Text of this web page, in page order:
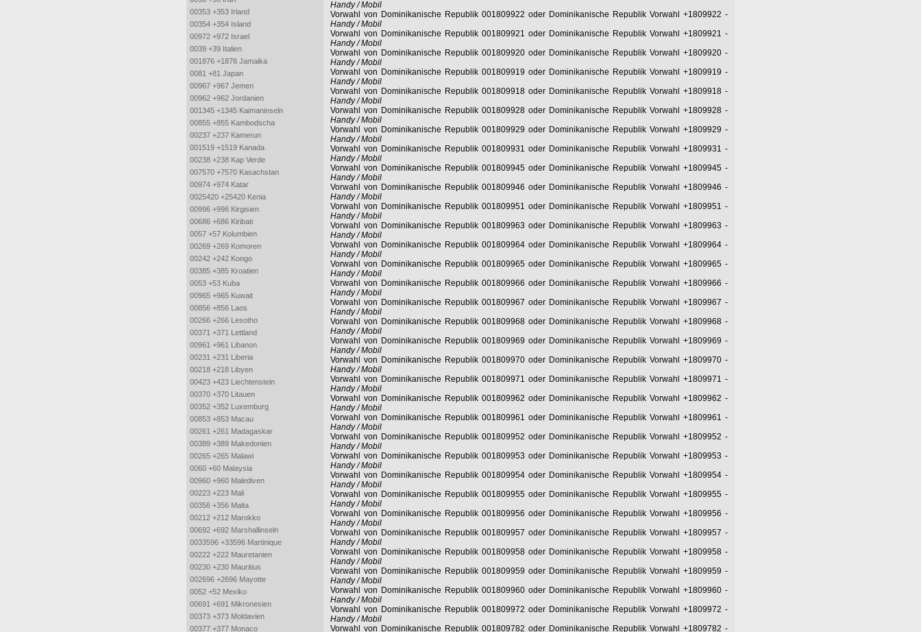
00353 +353 Irland
00354 +354 Island
00972 +972 Israel
0039 +39 Italien
001876 +1876 Jamaika
0081 +81 Japan
00967 +967 Jemen
00962 +962 Jordanien
001345 +1345 Kaimaninseln
00855 +855 Kambodscha
00237 +237 Kamerun
001519 +1519 Kanada
00238 +238 Kap Verde
007570 +7570 Kasachstan
00974 +974 Katar
0025420 +25420 Kenia
00996 +996 Kirgisien
00686 +686 Kiribati
0057 +57 Kolumbien
00269 +269 Komoren
00242 +242 Kongo
00385 +385 Kroatien
0053 +53 Kuba
00965 +965 Kuwait
00856 +856 Laos
00266 +266 Lesotho
00371 +371 Lettland
00961 +961 Libanon
00231 +231 Liberia
00218 +218 Libyen
00423 +423 Liechtenstein
00370 +370 Litauen
00352 +352 Luxemburg
00853 +853 Macau
00261 +261 Madagaskar
00389 +389 Makedonien
00265 +265 Malawi
0060 +60 Malaysia
00960 +960 Malediven
00223 +223 Mali
00356 +356 Malta
00212 +212 Marokko
00692 +692 Marshallinseln
0033596 +33596 Martinique
00222 +222 Mauretanien
00230 +230 Mauritius
002696 +2696 Mayotte
0052 +52 Mexiko
00691 +691 Mikronesien
00373 +373 Moldavien
00377 +377 Monaco
Handy / Mobil
Vorwahl von Dominikanische Republik 001809922 oder Dominikanische Republik Vorwahl +1809922 -
Handy / Mobil
Vorwahl von Dominikanische Republik 001809921 oder Dominikanische Republik Vorwahl +1809921 -
Handy / Mobil
Vorwahl von Dominikanische Republik 001809920 oder Dominikanische Republik Vorwahl +1809920 -
Handy / Mobil
Vorwahl von Dominikanische Republik 001809919 oder Dominikanische Republik Vorwahl +1809919 -
Handy / Mobil
Vorwahl von Dominikanische Republik 001809918 oder Dominikanische Republik Vorwahl +1809918 -
Handy / Mobil
Vorwahl von Dominikanische Republik 001809928 oder Dominikanische Republik Vorwahl +1809928 -
Handy / Mobil
Vorwahl von Dominikanische Republik 001809929 oder Dominikanische Republik Vorwahl +1809929 -
Handy / Mobil
Vorwahl von Dominikanische Republik 001809931 oder Dominikanische Republik Vorwahl +1809931 -
Handy / Mobil
Vorwahl von Dominikanische Republik 001809945 oder Dominikanische Republik Vorwahl +1809945 -
Handy / Mobil
Vorwahl von Dominikanische Republik 001809946 oder Dominikanische Republik Vorwahl +1809946 -
Handy / Mobil
Vorwahl von Dominikanische Republik 001809951 oder Dominikanische Republik Vorwahl +1809951 -
Handy / Mobil
Vorwahl von Dominikanische Republik 001809963 oder Dominikanische Republik Vorwahl +1809963 -
Handy / Mobil
Vorwahl von Dominikanische Republik 001809964 oder Dominikanische Republik Vorwahl +1809964 -
Handy / Mobil
Vorwahl von Dominikanische Republik 001809965 oder Dominikanische Republik Vorwahl +1809965 -
Handy / Mobil
Vorwahl von Dominikanische Republik 001809966 oder Dominikanische Republik Vorwahl +1809966 -
Handy / Mobil
Vorwahl von Dominikanische Republik 001809967 oder Dominikanische Republik Vorwahl +1809967 -
Handy / Mobil
Vorwahl von Dominikanische Republik 001809968 oder Dominikanische Republik Vorwahl +1809968 -
Handy / Mobil
Vorwahl von Dominikanische Republik 001809969 oder Dominikanische Republik Vorwahl +1809969 -
Handy / Mobil
Vorwahl von Dominikanische Republik 001809970 oder Dominikanische Republik Vorwahl +1809970 -
Handy / Mobil
Vorwahl von Dominikanische Republik 001809971 oder Dominikanische Republik Vorwahl +1809971 -
Handy / Mobil
Vorwahl von Dominikanische Republik 001809962 oder Dominikanische Republik Vorwahl +1809962 -
Handy / Mobil
Vorwahl von Dominikanische Republik 001809961 oder Dominikanische Republik Vorwahl +1809961 -
Handy / Mobil
Vorwahl von Dominikanische Republik 001809952 oder Dominikanische Republik Vorwahl +1809952 -
Handy / Mobil
Vorwahl von Dominikanische Republik 001809953 oder Dominikanische Republik Vorwahl +1809953 -
Handy / Mobil
Vorwahl von Dominikanische Republik 001809954 oder Dominikanische Republik Vorwahl +1809954 -
Handy / Mobil
Vorwahl von Dominikanische Republik 001809955 oder Dominikanische Republik Vorwahl +1809955 -
Handy / Mobil
Vorwahl von Dominikanische Republik 001809956 oder Dominikanische Republik Vorwahl +1809956 -
Handy / Mobil
Vorwahl von Dominikanische Republik 001809957 oder Dominikanische Republik Vorwahl +1809957 -
Handy / Mobil
Vorwahl von Dominikanische Republik 001809958 oder Dominikanische Republik Vorwahl +1809958 -
Handy / Mobil
Vorwahl von Dominikanische Republik 001809959 oder Dominikanische Republik Vorwahl +1809959 -
Handy / Mobil
Vorwahl von Dominikanische Republik 001809960 oder Dominikanische Republik Vorwahl +1809960 -
Handy / Mobil
Vorwahl von Dominikanische Republik 001809972 oder Dominikanische Republik Vorwahl +1809972 -
Handy / Mobil
Vorwahl von Dominikanische Republik 001809782 oder Dominikanische Republik Vorwahl +1809782 -